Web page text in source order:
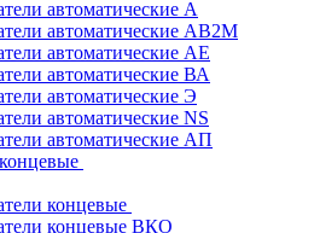
автоматические А
автоматические АВ2М
автоматические АЕ
автоматические ВА
автоматические Э
автоматические NS
автоматические АП
концевые
концевые ВКО